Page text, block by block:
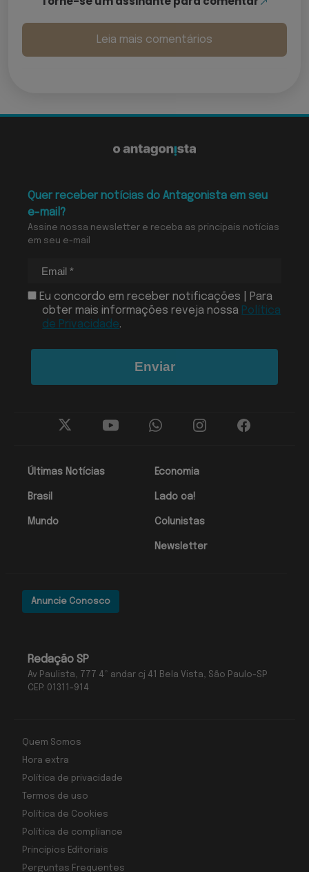
Leia mais comentários
Redação SP
Av Paulista, 777 4º andar cj 41 Bela Vista, São Paulo-SP
CEP: 01311-914
Anuncie Conosco
Últimas Notícias
Brasil
Mundo
Economia
Lado oa!
Colunistas
Newsletter
Quer receber notícias do Antagonista em seu
e-mail?
Assine nossa newsletter e receba as principais notícias
em seu e-mail
Eu concordo em receber notificações | Para
obter mais informações reveja nossa Política
de Privacidade.
Enviar
Quem Somos
Hora extra
Política de privacidade
Termos de uso
Política de Cookies
Política de compliance
Princípios Editoriais
Perguntas Frequentes